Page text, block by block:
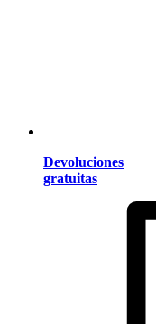
Devoluciones
gratuitas